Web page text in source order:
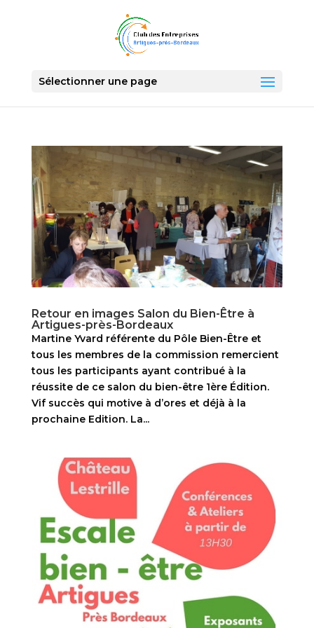
Sélectionner une page
Retour en images Salon du Bien-Être à
Artigues-près-Bordeaux
Martine Yvard référente du Pôle Bien-Être et
tous les membres de la commission remercient
tous les participants ayant contribué à la
réussite de ce salon du bien-être 1ère Édition.
Vif succès qui motive à d’ores et déjà à la
prochaine Edition. La...